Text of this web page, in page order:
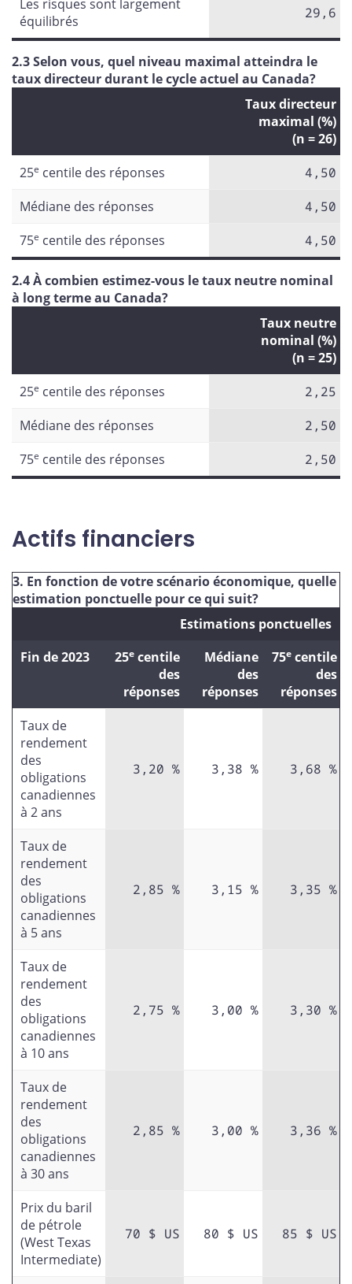
Les risques sont largement
équilibrés
29,6
2.3 Selon vous, quel niveau maximal atteindra le
taux directeur durant le cycle actuel au Canada?
Taux directeur
maximal (%)
(n = 26)
25e centile des réponses
4,50
Médiane des réponses
4,50
75e centile des réponses 4,50
2.4 À combien estimez-vous le taux neutre nominal
à long terme au Canada?
Taux neutre
nominal (%)
(n = 25)
25e centile des réponses
2,25
Médiane des réponses
2,50
75e centile des réponses 2,50
Actifs financiers
3. En fonction de votre scénario économique, quelle
estimation ponctuelle pour ce qui suit?
Estimations ponctuelles
Fin de 2023
25e centile
des
réponses
Médiane
des
réponses
75e centile
des
réponses
Taux de
rendement
des
obligations
canadiennes
à 2 ans
3,20 % 3,38 % 3,68 %
Taux de
rendement
des
obligations
canadiennes
à 5 ans
2,85 % 3,15 % 3,35 %
Taux de
rendement
des
obligations
canadiennes
à 10 ans
2,75 % 3,00 % 3,30 %
Taux de
rendement
des
obligations
canadiennes
à 30 ans
2,85 % 3,00 % 3,36 %
Prix du baril
de pétrole
(West Texas
Intermediate)
70 $ US 80 $ US 85 $ US